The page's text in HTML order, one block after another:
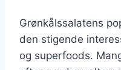
Grønkålssalatens
den stigende
og superfoods.